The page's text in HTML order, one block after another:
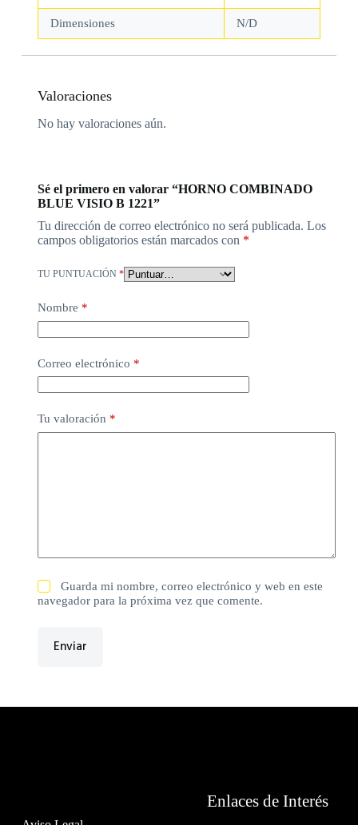
Dimensiones N/D
Valoraciones
No hay valoraciones aún.
Sé el primero en valorar “HORNO COMBINADO
BLUE VISIO B 1221”
Tu dirección de correo electrónico no será publicada. Los
campos obligatorios están marcados con *
TU PUNTUACIÓN *
Nombre *
Correo electrónico *
Tu valoración *
Guarda mi nombre, correo electrónico y web en este
navegador para la próxima vez que comente.
Enviar
Enlaces de Interés